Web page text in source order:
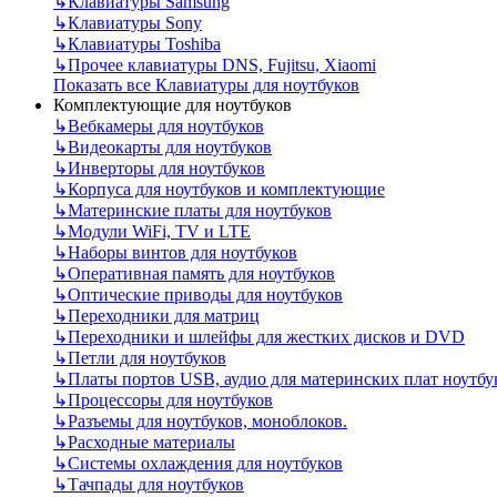
↳Клавиатуры Sony
↳Клавиатуры Toshiba
↳Прочее клавиатуры DNS, Fujitsu, Xiaomi
Показать все Клавиатуры для ноутбуков
Комплектующие для ноутбуков
↳Вебкамеры для ноутбуков
↳Видеокарты для ноутбуков
↳Инверторы для ноутбуков
↳Корпуса для ноутбуков и комплектующие
↳Материнские платы для ноутбуков
↳Модули WiFi, TV и LTE
↳Наборы винтов для ноутбуков
↳Оперативная память для ноутбуков
↳Оптические приводы для ноутбуков
↳Переходники для матриц
↳Переходники и шлейфы для жестких дисков и DVD
↳Петли для ноутбуков
↳Платы портов USB, аудио для материнских плат
↳Процессоры для ноутбуков
↳Разъемы для ноутбуков, моноблоков.
↳Расходные материалы
↳Системы охлаждения для ноутбуков
↳Тачпады для ноутбуков